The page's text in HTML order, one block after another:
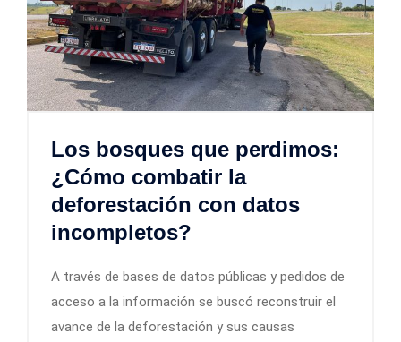
Los bosques que perdimos:
¿Cómo combatir la
deforestación con datos
incompletos?
A través de bases de datos públicas y pedidos de
acceso a la información se buscó reconstruir el
avance de la deforestación y sus causas